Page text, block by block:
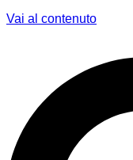
Vai al contenuto